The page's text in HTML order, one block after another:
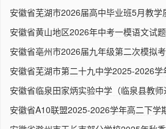
安徽省芜湖市2026届高中毕业班5月教
安徽省黄山地区2026年中考一模语文试
安徽省亳州市2026届九年级第二次模拟
安徽省芜湖市第二十九中学2025-2026
安徽省临泉田家炳实验中学（临泉县教
安徽省A10联盟2025-2026学年高二下学